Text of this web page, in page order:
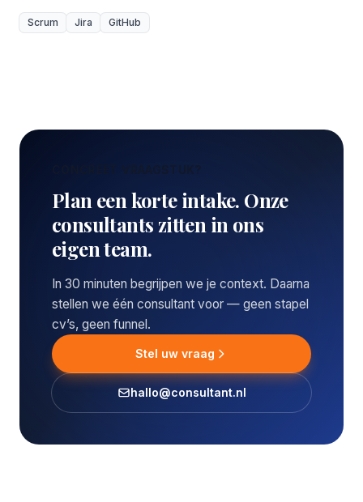
Scrum Jira GitHub
CONCREET VRAAGSTUK?
Plan een korte intake. Onze
consultants zitten in ons
eigen team.
In 30 minuten begrijpen we je context. Daarna
stellen we één consultant voor — geen stapel
cv’s, geen funnel.
Stel uw vraag
hallo@consultant.nl